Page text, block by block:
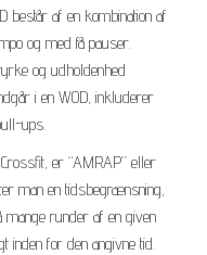
består af en kombination af
og med få pauser.
og udholdenhed
i en WOD, inkluderer
ups.
er “AMRAP” eller
man en tidsbegrænsning,
runder af en given
for den angivne tid.